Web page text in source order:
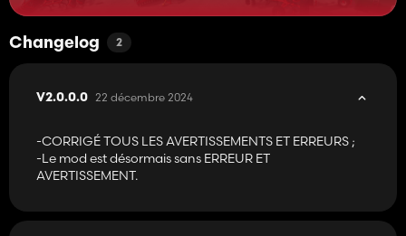
Changelog 2
V2.0.0.0 22 décembre 2024
-CORRIGÉ TOUS LES AVERTISSEMENTS ET ERREURS ;
-Le mod est désormais sans ERREUR ET
AVERTISSEMENT.